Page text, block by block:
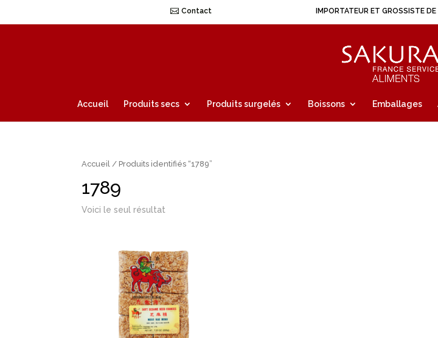
IMPORTATEUR ET GROSSISTE
Contact
Accueil Produits secs Produits surgelés Boissons Emballages
Accueil / Produits identifiés “1789”
1789
Voici le seul résultat